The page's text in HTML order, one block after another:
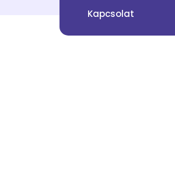
Kapcsolat